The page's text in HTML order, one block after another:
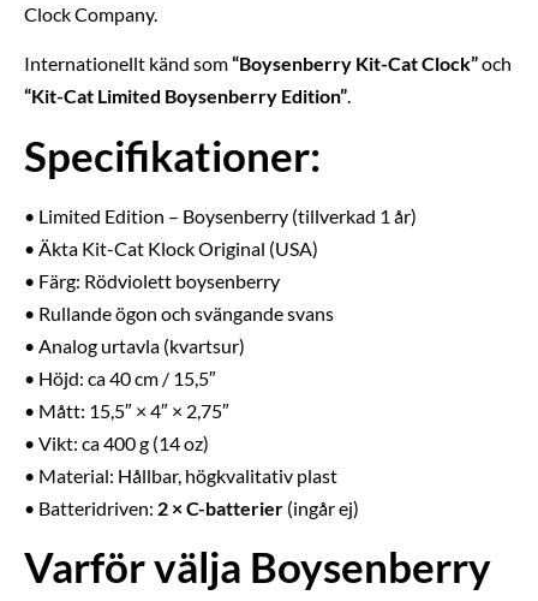
Clock Company.
Internationellt känd som“Boysenberry Kit-Cat Clock”och
“Kit-Cat Limited Boysenberry Edition”.
Specifikationer:
• Limited Edition – Boysenberry (tillverkad 1 år)
• Äkta Kit-Cat Klock Original (USA)
• Färg: Rödviolett boysenberry
• Rullande ögon och svängande svans
• Analog urtavla (kvartsur)
• Höjd: ca 40 cm / 15,5″
• Mått: 15,5″ × 4″ × 2,75″
• Vikt: ca 400 g (14 oz)
• Material: Hållbar, högkvalitativ plast
• Batteridriven: 2 × C-batterier (ingår ej)
Varför välja Boysenberry